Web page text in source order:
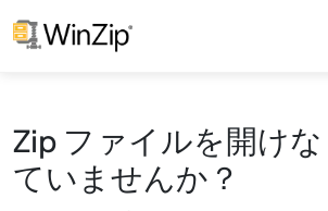
Zip ファイルを開けな
ていませんか？